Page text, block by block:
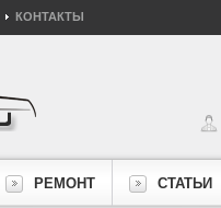
КОНТАКТЫ
РЕМОНТ СТАТЬИ